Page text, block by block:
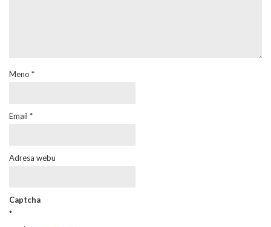
Meno *
Email *
Adresa webu
Captcha
*